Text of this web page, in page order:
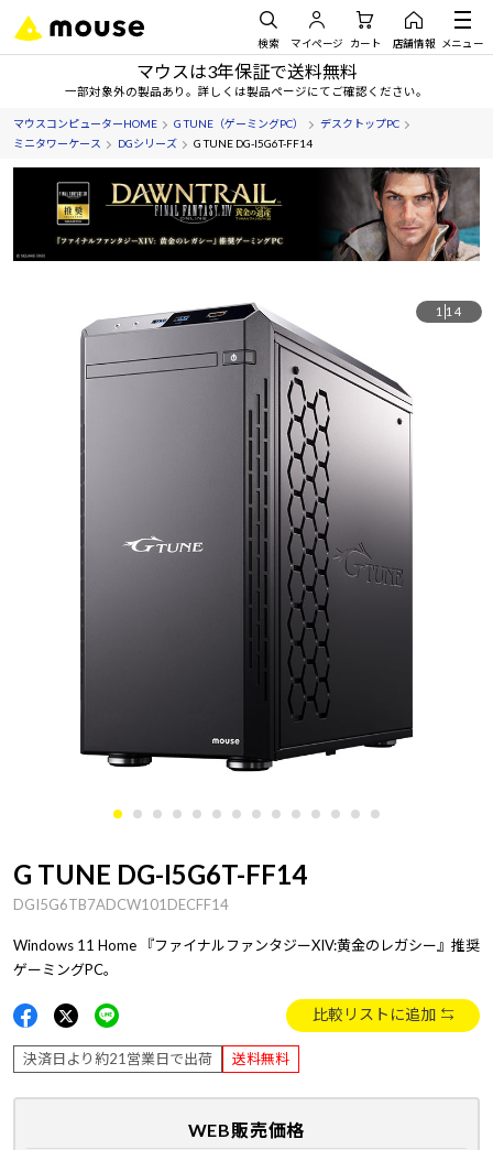
検索 マイページ カート 店舗情報 メニュー
マウスは3年保証で送料無料
一部対象外の製品あり。詳しくは製品ページにてご確認ください。
マウスコンピューターHOME G TUNE（ゲーミングPC）
デスクトップPC
ミニタワーケース
DGシリーズ G TUNE DG-I5G6T-FF14
1 14
G TUNE DG-I5G6T-FF14
DGI5G6TB7ADCW101DECFF14
Windows 11 Home 『ファイナルファンタジーXIV:黄金のレガシー』推奨
ゲーミングPC。
比較リストに追加
決済日より約21営業日で出荷 送料無料
WEB販売価格